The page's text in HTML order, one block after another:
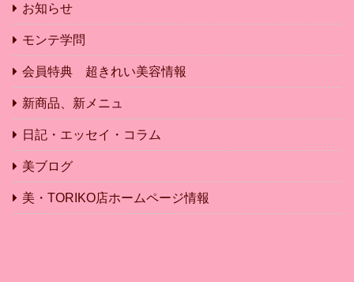
お知らせ
モンテ学問
会員特典 超きれい美容情報
新商品、新メニュ
日記・エッセイ・コラム
美ブログ
美・TORIKO店ホームページ情報